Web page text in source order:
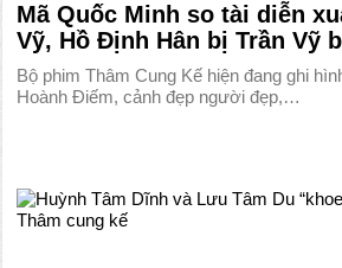
Mã Quốc Minh so tài diễn
Vỹ, Hồ Định Hân bị Trần Vỹ
Bộ phim Thâm Cung Kế hiện đang ghi
Hoành Điếm, cảnh đẹp người đẹp,…